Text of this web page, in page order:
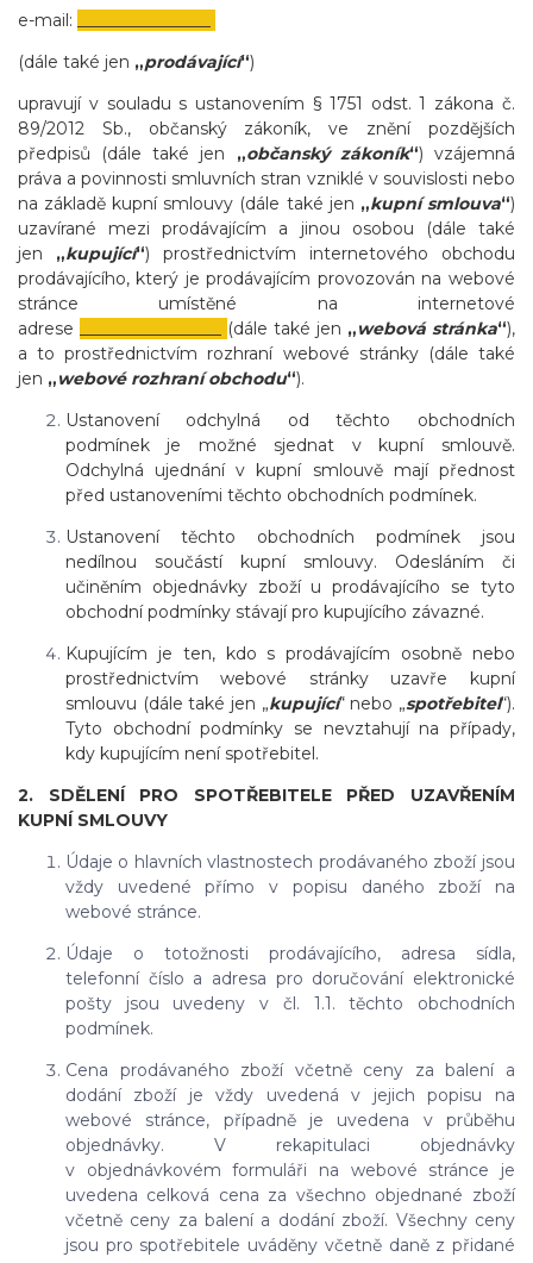
e-mail:
(dále také jen „prodávající“)
upravují v souladu s ustanovením § 1751 odst. 1 zákona č.
89/2012 Sb., občanský zákoník, ve znění pozdějších
předpisů (dále také jen „občanský zákoník“) vzájemná
práva a povinnosti smluvních stran vzniklé v souvislosti nebo
na základě kupní smlouvy (dále také jen „kupní smlouva“)
uzavírané mezi prodávajícím a jinou osobou (dále také
jen „kupující“) prostřednictvím internetového obchodu
prodávajícího, který je prodávajícím provozován na webové
stránce umístěné na internetové
adrese
(dále také jen „webová stránka“),
a to prostřednictvím rozhraní webové stránky (dále také
jen „webové rozhraní obchodu“).
Ustanovení odchylná od těchto obchodních
podmínek je možné sjednat v kupní smlouvě.
Odchylná ujednání v kupní smlouvě mají přednost
před ustanoveními těchto obchodních podmínek.
Ustanovení těchto obchodních podmínek jsou
nedílnou součástí kupní smlouvy. Odesláním či
učiněním objednávky zboží u prodávajícího se tyto
obchodní podmínky stávají pro kupujícího závazné.
Kupujícím je ten, kdo s prodávajícím osobně nebo
prostřednictvím webové stránky uzavře kupní
smlouvu (dále také jen „kupující“ nebo „spotřebitel“).
Tyto obchodní podmínky se nevztahují na případy,
kdy kupujícím není spotřebitel.
2. SDĚLENÍ PRO SPOTŘEBITELE PŘED UZAVŘENÍM
KUPNÍ SMLOUVY
Údaje o hlavních vlastnostech prodávaného zboží jsou
vždy uvedené přímo v popisu daného zboží na
webové stránce.
Údaje o totožnosti prodávajícího, adresa sídla,
telefonní číslo a adresa pro doručování elektronické
pošty jsou uvedeny v čl. 1.1. těchto obchodních
podmínek.
Cena prodávaného zboží včetně ceny za balení a
dodání zboží je vždy uvedená v jejich popisu na
webové stránce, případně je uvedena v průběhu
objednávky. V rekapitulaci objednávky
v objednávkovém formuláři na webové stránce je
uvedena celková cena za všechno objednané zboží
včetně ceny za balení a dodání zboží. Všechny ceny
jsou pro spotřebitele uváděny včetně daně z přidané